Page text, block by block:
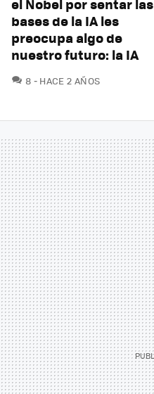
el Nobel por sentar las
bases de la IA les
preocupa algo de
nuestro futuro: la IA
8 COMENTARIOS
HACE 2 AÑOS